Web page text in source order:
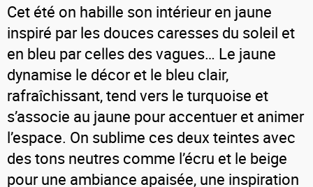
Cet été on habille son intérieur en jaune
inspiré par les douces caresses du soleil et
en bleu par celles des vagues… Le jaune
dynamise le décor et le bleu clair,
rafraîchissant, tend vers le turquoise et
s’associe au jaune pour accentuer et animer
l’espace. On sublime ces deux teintes avec
des tons neutres comme l’écru et le beige
pour une ambiance apaisée, une inspiration